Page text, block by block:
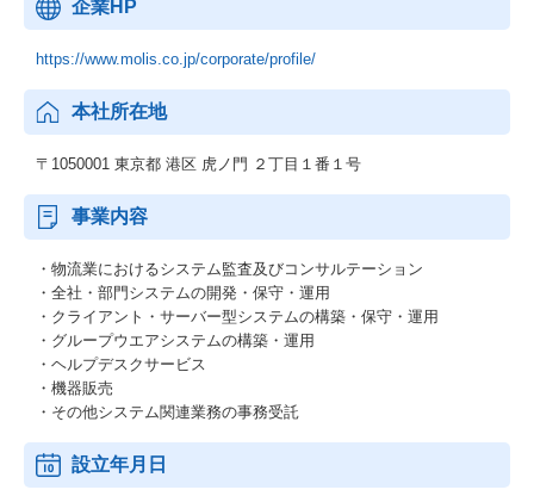
企業HP
https://www.molis.co.jp/corporate/profile/
本社所在地
〒1050001 東京都 港区 虎ノ門 ２丁目１番１号
事業内容
・物流業におけるシステム監査及びコンサルテーション
・全社・部門システムの開発・保守・運用
・クライアント・サーバー型システムの構築・保守・運用
・グループウエアシステムの構築・運用
・ヘルプデスクサービス
・機器販売
・その他システム関連業務の事務受託
設立年月日